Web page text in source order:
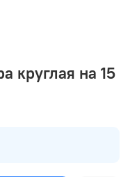
круглая на 15